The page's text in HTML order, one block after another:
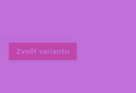
Zvolit variantu